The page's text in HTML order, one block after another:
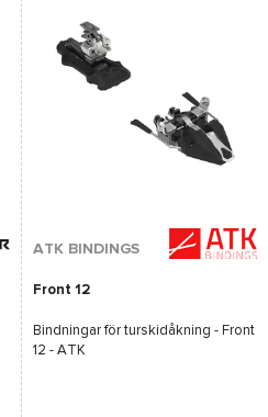
ATK BINDINGS
Front 12
Bindningar för turskidåkning - Front
12 - ATK